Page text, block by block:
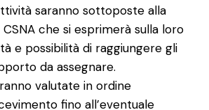
saranno sottoposte alla
che si esprimerà sulla loro
e possibilità di raggiungere gli
da assegnare.
valutate in ordine
fino all’eventuale